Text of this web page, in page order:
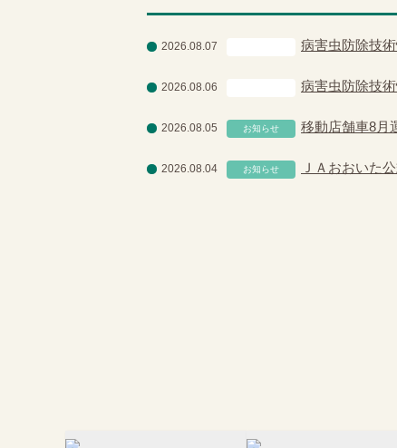
2026.08.07 病害虫防除技
2026.08.06 病害虫防除技
2026.08.05 お知らせ 移動店舗車8月
2026.08.04 お知らせ ＪＡおおいた